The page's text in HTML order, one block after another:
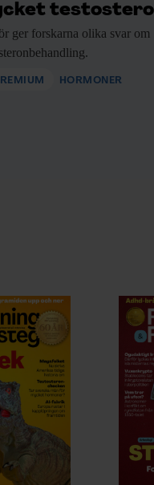
ger forskarna olika svar om
HORMONER